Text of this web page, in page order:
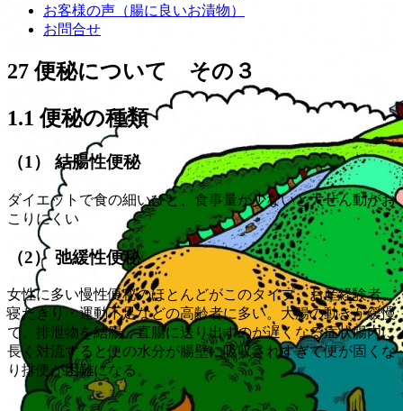
お客様の声（腸に良いお漬物）
お問合せ
27 便秘について その３
1.1 便秘の種類
（1） 結腸性便秘
ダイエットで食の細いひと、食事量が少ないと大ぜん動がお
こりにくい
（2） 弛緩性便秘
女性に多い慢性便秘のほとんどがこのタイプ。お産経験者、
寝たきり・運動不足などの高齢者に多い。大腸の動きが緩慢
で、排泄物を結腸、直腸に送り出すのが遅くなる症状腸内に
長く対流すると便の水分が腸壁に吸収されすぎて便が固くな
り排便が困難になる。